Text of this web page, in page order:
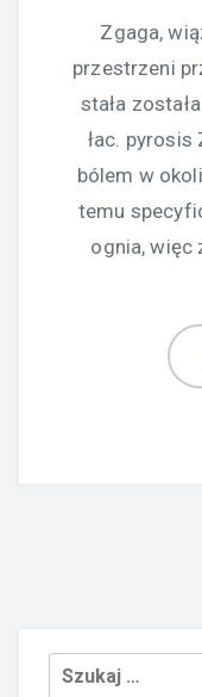
Zgaga,
przestrzeni
stała
łac. pyrosis
bólem w
temu
ognia, więc
Szukaj: